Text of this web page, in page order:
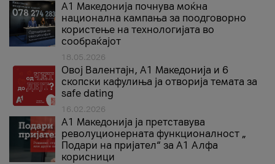
A1 Македонија почнува моќна
национална кампања за поодговорно
користење на технологијата во
сообраќајот
18.05.2026
Овој Валентајн, A1 Македонија и 6
скопски кафулиња ја отворија темата за
safe dating
16.02.2026
А1 Македонија ја претставува
револуционерната функционалност „
Подари на пријател“ за А1 Алфа
корисници